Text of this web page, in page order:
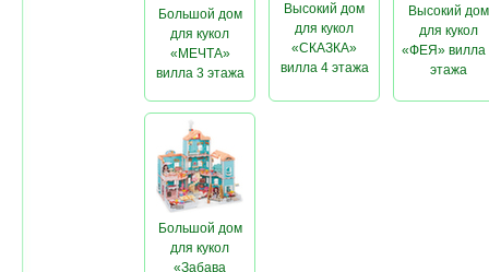
Большой дом
для кукол
«МЕЧТА»
вилла 3 этажа
Высокий дом
для кукол
«СКАЗКА»
вилла 4 этажа
Высокий дом
для кукол
«ФЕЯ» вилла
этажа
Большой дом
для кукол
«Забава